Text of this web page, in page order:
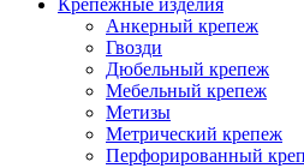
Крепежные изделия
Анкерный крепеж
Гвозди
Дюбельный крепеж
Мебельный крепеж
Метизы
Метрический крепеж
Перфорированный